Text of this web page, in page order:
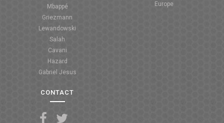
Mbappé
Griezmann
Lewandowski
Salah
Cavani
Hazard
Gabriel Jesus
Europe
CONTACT